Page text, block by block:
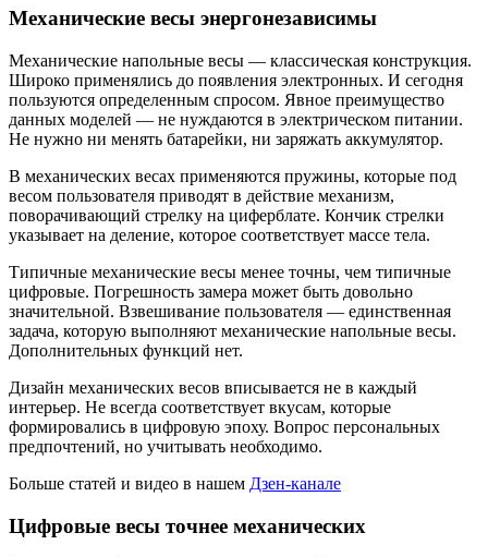
Механические весы энергонезависимы
Механические напольные весы — классическая конструкция.
Широко применялись до появления электронных. И сегодня
пользуются определенным спросом. Явное преимущество
данных моделей — не нуждаются в электрическом питании.
Не нужно ни менять батарейки, ни заряжать аккумулятор.
В механических весах применяются пружины, которые под
весом пользователя приводят в действие механизм,
поворачивающий стрелку на циферблате. Кончик стрелки
указывает на деление, которое соответствует массе тела.
Типичные механические весы менее точны, чем типичные
цифровые. Погрешность замера может быть довольно
значительной. Взвешивание пользователя — единственная
задача, которую выполняют механические напольные весы.
Дополнительных функций нет.
Дизайн механических весов вписывается не в каждый
интерьер. Не всегда соответствует вкусам, которые
формировались в цифровую эпоху. Вопрос персональных
предпочтений, но учитывать необходимо.
Больше статей и видео в нашем Дзен-канале
Цифровые весы точнее механических